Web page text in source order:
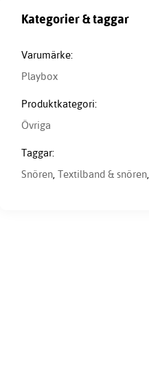
Kategorier & taggar
Varumärke:
Playbox
Produktkategori:
Övriga
Taggar:
Snören, Textilband & snören,